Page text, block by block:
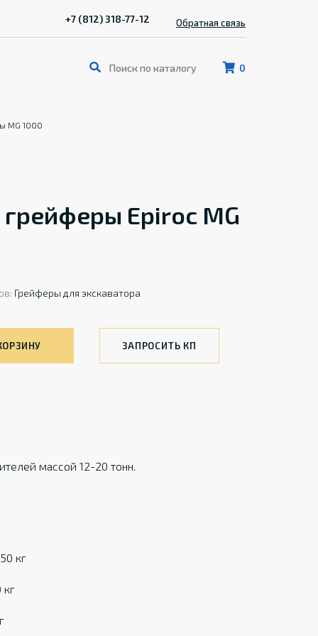
0
+7 (812) 318-77-12 Обратная связь
MG 1000
Epiroc MG
Грейферы для экскаватора
ЗАПРОСИТЬ КП
массой 12-20 тонн.
кг
кг